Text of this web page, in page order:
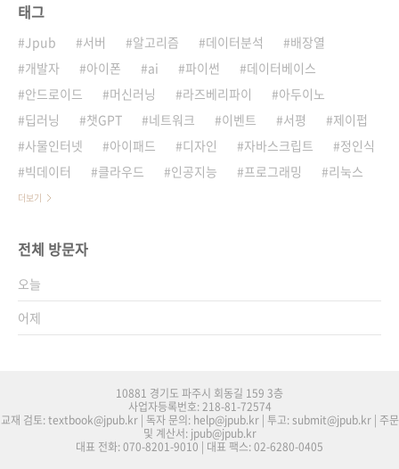
태그
Jpub 서버 알고리즘 데이터분석
배장열
개발자
아이폰 ai 파이썬
데이터베이스
안드로이드
머신러닝 라즈베리파이
아두이노
딥러닝
챗GPT 네트워크 이벤트 서평
제이펍
사물인터넷
아이패드 디자인 자바스크립트
정인식
빅데이터
클라우드 인공지능 프로그래밍 리눅스
더보기
전체 방문자
오늘
어제
10881 경기도 파주시 회동길 159 3층
사업자등록번호: 218-81-72574
교재 검토: textbook@jpub.kr | 독자 문의: help@jpub.kr | 투고: submit@jpub.kr | 주문
및 계산서: jpub@jpub.kr
대표 전화: 070-8201-9010 | 대표 팩스: 02-6280-0405